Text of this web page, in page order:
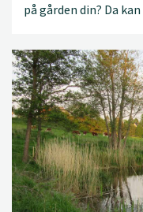
på gården din? Da